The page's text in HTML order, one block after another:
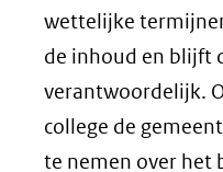
wettelijke
de inhoud en blijft
verantwoordelijk.
college de
te nemen over het